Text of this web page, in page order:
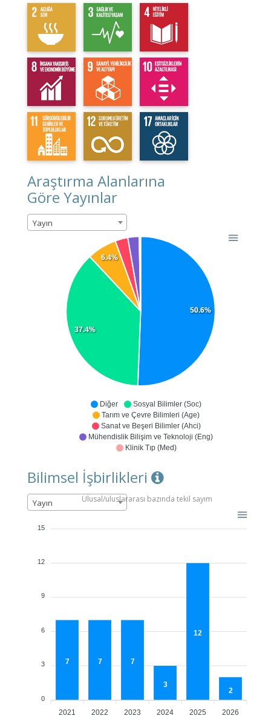
Araştırma Alanlarına
Göre Yayınlar
Yayın
Diğer
Sosyal Bilimler (Soc)
Tarım ve Çevre Bilimleri (Age)
Sanat ve Beşeri Bilimler (Ahci)
Mühendislik Bilişim ve Teknoloji (Eng)
Klinik Tıp (Med)
50.6%
37.4%
6.4%
Bilimsel İşbirlikleri
Yayın Ulusal/uluslararası bazında tekil sayım
2021 2022 2023 2024 2025 2026
7 7 7
3
12
2
15
12
9
6
3
0